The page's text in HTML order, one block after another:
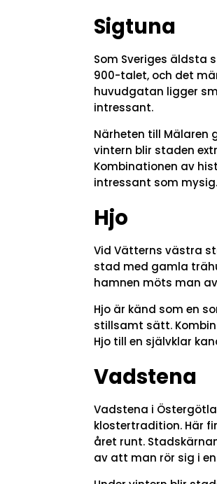
Sigtuna
Som Sveriges äldsta
900-talet, och det
huvudgatan ligger
intressant.
Närheten till Mälaren
vintern blir staden
Kombinationen av
intressant som mysig.
Hjo
Vid Vätterns västra
stad med gamla
hamnen möts man
Hjo är känd som en
stillsamt sätt.
Hjo till en självklar
Vadstena
Vadstena i
klostertradition. Här
året runt.
av att man rör sig i